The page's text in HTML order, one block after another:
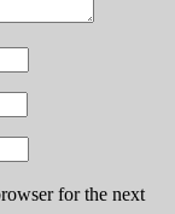
for the next